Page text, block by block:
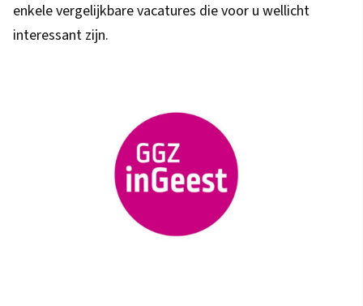
enkele vergelijkbare vacatures die voor u wellicht
interessant zijn.